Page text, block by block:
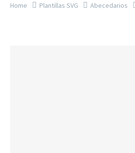
Home Plantillas SVG Abecedarios